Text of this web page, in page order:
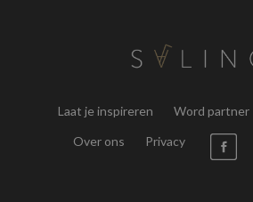
Laat je inspireren Word partner
Over ons
Privacy